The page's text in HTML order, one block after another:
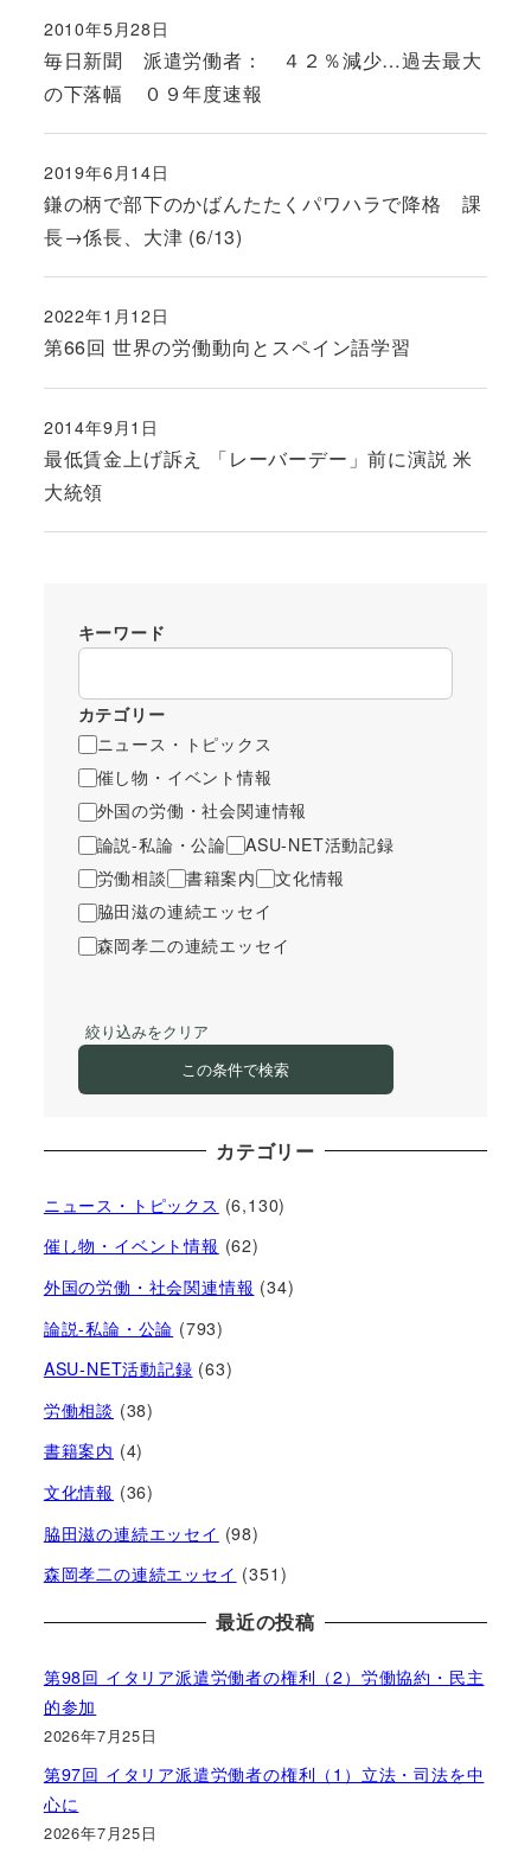
毎日新聞 派遣労働者： ４２％減少…過去最大
の下落幅 ０９年度速報
投稿日
2010年5月28日
鎌の柄で部下のかばんたたくパワハラで降格 課
長→係長、大津 (6/13)
投稿日
2019年6月14日
第66回 世界の労働動向とスペイン語学習
投稿日
2022年1月12日
最低賃金上げ訴え 「レーバーデー」前に演説 米
大統領
投稿日
2014年9月1日
キーワード
カテゴリー
ニュース・トピックス
催し物・イベント情報
外国の労働・社会関連情報
論説-私論・公論
ASU-NET活動記録
労働相談
書籍案内
文化情報
脇田滋の連続エッセイ
森岡孝二の連続エッセイ
絞り込みをクリア
この条件で検索
カテゴリー
ニュース・トピックス (6,130)
催し物・イベント情報 (62)
外国の労働・社会関連情報 (34)
論説-私論・公論 (793)
ASU-NET活動記録 (63)
労働相談 (38)
書籍案内 (4)
文化情報 (36)
脇田滋の連続エッセイ (98)
森岡孝二の連続エッセイ (351)
最近の投稿
第98回 イタリア派遣労働者の権利（2）労働協約・民主
的参加
2026年7月25日
第97回 イタリア派遣労働者の権利（1）立法・司法を中
心に
2026年7月25日